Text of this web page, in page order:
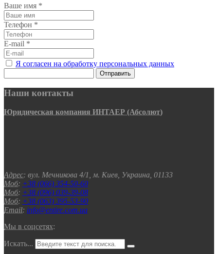
Ваше имя *
Телефон *
E-mail *
Я согласен на обработку персональных данных
Отправить
Наши контакты
Юридическая компания ИНТАЕР (Абсолют)
Адрес: вул. Мечникова 4/1, м. Киев, Украина, 01133
Моб: +38 (066) 354-50-60
Моб: +38 (096) 039-39-08
Моб: +38 (063) 395-53-90
Email: info@entire.com.ua
Мы в соцсетях:
Искать...